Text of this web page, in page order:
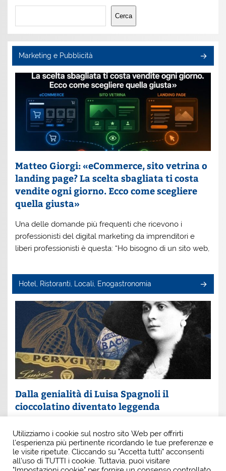
Cerca
Cerca
Marketing e Pubblicità
Matteo Giorgi: «eCommerce, sito vetrina o
landing page? La scelta sbagliata ti costa
vendite ogni giorno. Ecco come scegliere
quella giusta»
Una delle domande più frequenti che ricevono i
professionisti del digital marketing da imprenditori e
liberi professionisti è questa: “Ho bisogno di un sito web,
Hotel, Ristoranti, Locali, Enogastronomia
Dalla genialità di Luisa Spagnoli il
cioccolatino diventato leggenda
Spagnoli. È lei la donna che, con intuito e coraggio, ha
scritto una pagina indimenticabile della
Utilizziamo i cookie sul nostro sito Web per offrirti
l'esperienza più pertinente ricordando le tue preferenze e
le visite ripetute. Cliccando su "Accetta tutti" acconsenti
all'uso di TUTTI i cookie. Tuttavia, puoi visitare